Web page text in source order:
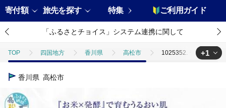
寄付額 旅先を探す 特集 ご利用ガイド
「ふるさとチョイス」システム連携に関して
TOP 四国地方 香川県 高松市 1025352. ライスフォ
TOP
+1
香川県 高松市